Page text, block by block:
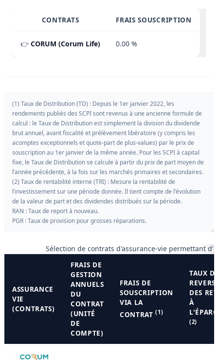
CONTRATS FRAIS SOUSCRIPTION
👉 CORUM (Corum Life) 0.00 %
(1) Taux de Distribution (TD) : Depuis le 1er janvier 2022, les
rendements publiés des SCPI sont revenus à une ancienne formule de
calcul : le Taux de Distribution est simplement la division du dividende
brut annuel, avant fiscalité et prélèvement libératoire (y compris les
acomptes exceptionnels et quote-part de plus-values) par le prix de
souscription au 1er janvier de la même année. Pour les SCPI à capital
fixe, le Taux de Distribution se calcule à partir du prix de part moyen de
l’année précédente, à la fois sur les marchés primaires et secondaires.
(2) Taux de rentabilité interne (TRI) : Mesure la rentabilité de
l’investissement sur une période donnée. Il tient compte de l'évolution
de la valeur de part et des dividendes distribués sur la période.
RAN : Taux de report à nouveau.
PGR : Taux de provision pour grosses réparations.
Sélection de contrats d'assurance-vie permettant
ASSURANCE
VIE
(CONTRATS)
FRAIS DE
GESTION
ANNUELS
DU
CONTRAT
(UNITÉ
DE
COMPTE)
FRAIS DE
SOUSCRIPTION
VIA LA
CONTRAT(1)
TAUX
DES
À
(2)